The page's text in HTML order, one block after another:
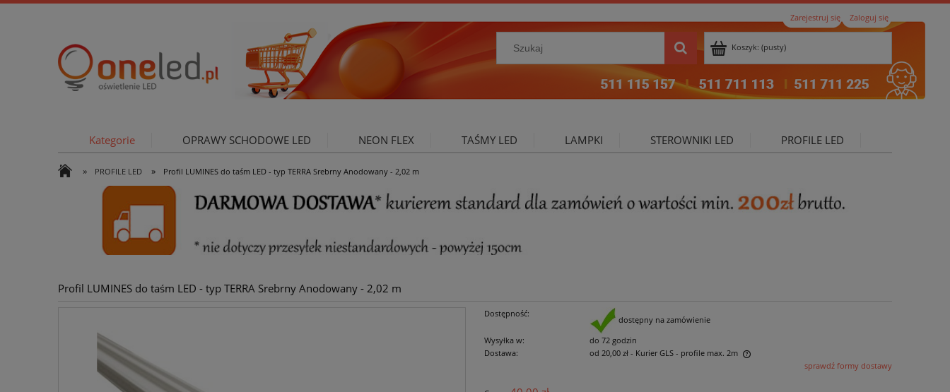
Zarejestruj się Zaloguj się
Koszyk: (pusty)
Kategorie OPRAWY SCHODOWE LED NEON FLEX TAŚMY LED LAMPKI STEROWNIKI LED PROFILE LED
OŚWIETLENIE ZEWNĘTRZNE
» PROFILE LED » Profil LUMINES do taśm LED - typ TERRA Srebrny Anodowany - 2,02 m
Profil LUMINES do taśm LED - typ TERRA Srebrny Anodowany - 2,02 m
Dostępność:
dostępny na zamówienie
Wysyłka w:
do 72 godzin
Dostawa:
od 20,00 zł - Kurier GLS - profile max. 2m
sprawdź formy dostawy